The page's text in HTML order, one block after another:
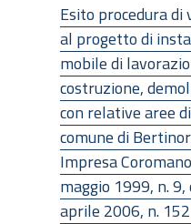
Esito procedura
al progetto di
mobile di
costruzione,
con relative aree
comune di
Impresa
maggio 1999, n.
aprile 2006, n. 152